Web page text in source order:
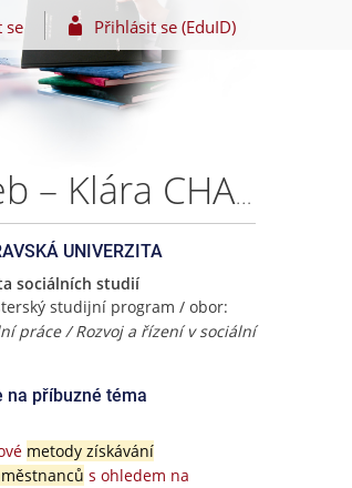
se Přihlásit se (EduID)
Získávání a výběr zaměstnanců v organizacích sociálních služeb – Klára CHALUPOVÁ
UNIVERZITA
sociálních studií
studijní program / obor:
práce / Rozvoj a řízení v sociální
na příbuzné téma
metody získávání
s ohledem na